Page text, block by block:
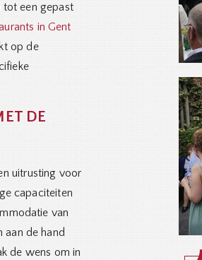
tot een gepast
in Gent
op de
DE
uitrusting voor
capaciteiten
van
de hand
de wens om in